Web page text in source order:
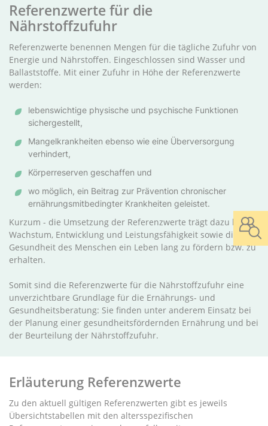
Referenzwerte für die
Nährstoffzufuhr
Referenzwerte benennen Mengen für die tägliche Zufuhr von
Energie und Nährstoffen. Eingeschlossen sind Wasser und
Ballaststoffe. Mit einer Zufuhr in Höhe der Referenzwerte
werden:
lebenswichtige physische und psychische Funktionen
sichergestellt,
Mangelkrankheiten ebenso wie eine Überversorgung
verhindert,
Körperreserven geschaffen und
wo möglich, ein Beitrag zur Prävention chronischer
ernährungsmitbedingter Krankheiten geleistet.
Kurzum - die Umsetzung der Referenzwerte trägt dazu bei,
Wachstum, Entwicklung und Leistungsfähigkeit sowie die
Gesundheit des Menschen ein Leben lang zu fördern bzw. zu
erhalten.
Somit sind die Referenzwerte für die Nährstoffzufuhr eine
unverzichtbare Grundlage für die Ernährungs- und
Gesundheitsberatung: Sie finden unter anderem Einsatz bei
der Planung einer gesundheitsfördernden Ernährung und bei
der Beurteilung der Nährstoffzufuhr.
Erläuterung Referenzwerte
Zu den aktuell gültigen Referenzwerten gibt es jeweils
Übersichtstabellen mit den altersspezifischen